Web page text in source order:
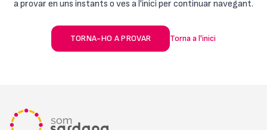
a provar en uns instants o ves a l'inici per continuar navegant.
TORNA-HO A PROVAR Torna a l'inici